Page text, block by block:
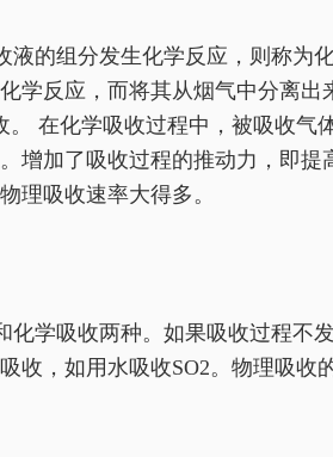
液的组分发生化学反应，则称为
学反应，而将其从烟气中分离
。 在化学吸收过程中，被吸收气
增加了吸收过程的推动力，即
理吸收速率大得多。
化学吸收两种。如果吸收过程不
收，如用水吸收SO2。物理吸收